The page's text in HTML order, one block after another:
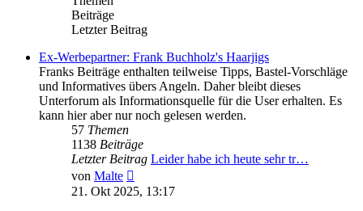
Beiträge
Letzter Beitrag
Ex-Werbepartner: Frank Buchholz's Haarjigs
Franks Beiträge enthalten teilweise Tipps, Bastel-Vorschläge
und Informatives übers Angeln. Daher bleibt dieses
Unterforum als Informationsquelle für die User erhalten. Es
kann hier aber nur noch gelesen werden.
57 Themen
1138 Beiträge
Letzter Beitrag Leider habe ich heute sehr tr…
von Malte
Beitrag
21. Okt 2025, 13:17